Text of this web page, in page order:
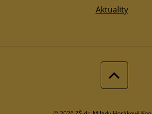
Aktuality